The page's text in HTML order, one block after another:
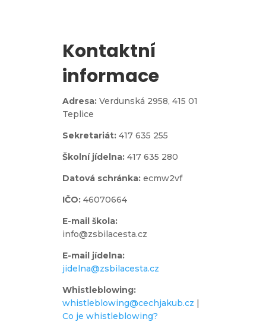
Kontaktní
informace
Adresa: Verdunská 2958, 415 01
Teplice
Sekretariát: 417 635 255
Školní jídelna: 417 635 280
Datová schránka: ecmw2vf
IČO: 46070664
E-mail škola:
info@zsbilacesta.cz
E-mail jídelna:
jidelna@zsbilacesta.cz
Whistleblowing:
whistleblowing@cechjakub.cz |
Co je whistleblowing?